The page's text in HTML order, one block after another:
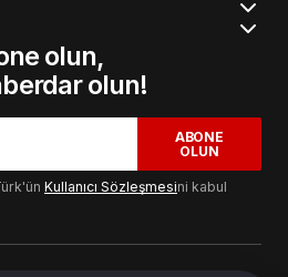
olun,
olun!
ABONE
OLUN
Kullanıcı Sözleşmesini kabul